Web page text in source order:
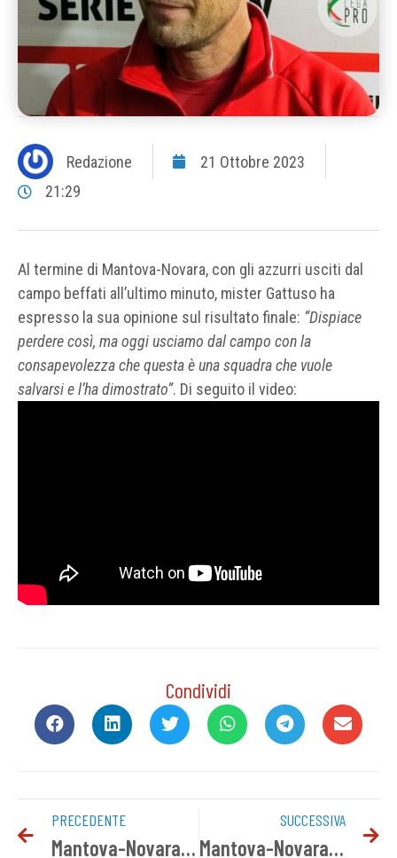
Redazione
21 Ottobre 2023
21:29
Al termine di Mantova-Novara, con gli azzurri usciti dal
campo beffati all’ultimo minuto, mister Gattuso ha
espresso la sua opinione sul risultato finale: “Dispiace
perdere così, ma oggi usciamo dal campo con la
consapevolezza che questa è una squadra che vuole
salvarsi e l’ha dimostrato”. Di seguito il video:
Condividi
PRECEDENTE
Mantova-Novara 2-1 | Tabellino del match
SUCCESSIVA
Mantova-Novara | Gallery